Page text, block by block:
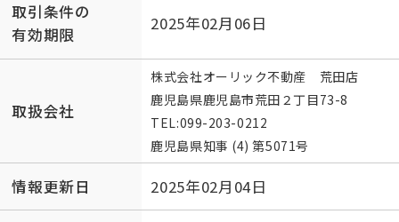
取引条件の
有効期限
2025年02月06日
取扱会社
株式会社オーリック不動産 荒田店
鹿児島県鹿児島市荒田２丁目73-8
TEL:099-203-0212
鹿児島県知事 (4) 第5071号
情報更新日 2025年02月04日